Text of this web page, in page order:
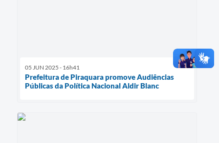
05 JUN 2025 - 16h41
Prefeitura de Piraquara promove Audiências
Públicas da Política Nacional Aldir Blanc